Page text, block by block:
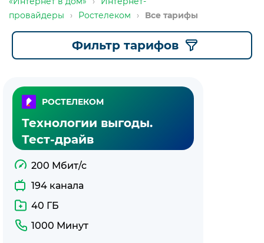
провайдеры
› Ростелеком › Все тарифы
Фильтр тарифов
РОСТЕЛЕКОМ
Технологии выгоды.
Тест-драйв
200 Мбит/с
194 канала
40 ГБ
1000 Минут